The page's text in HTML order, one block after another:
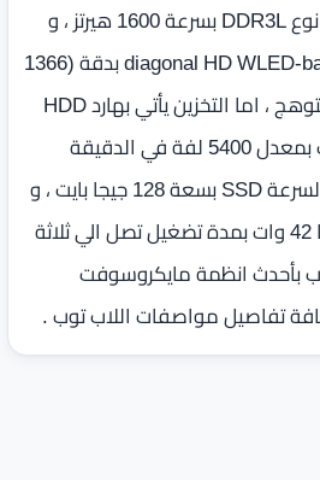
تلص الي 8 جيجا بايت من نوع DDR3L بسرعة 1600 هيرتز ، و
بشاشه ‏15.6 بوصة‏‏ diagonal HD WLED-backlit بدقة ‏(‏1366
× 768‏ بكسل )‏ مضادة للتوهج ، اما التخزين يأتي بهارد HDD
بسعة تصل الي 1 تيرا بايت بمعدل 5400 لفة في الدقيقة
SATA وهارد ثاني فائق السرعة SSD بسعة 128 جيجا بايت ، و
بطارية ليثيوم آيون 6 خلايا 42 وات بمدة تضغيل تصل الي ثلاثة
بأحدث انظمة مايكروسوفت